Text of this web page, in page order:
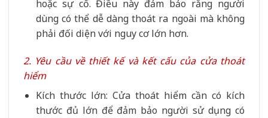
hoặc sự cố. Điều này đảm bảo rằng người
dùng có thể dễ dàng thoát ra ngoài mà không
phải đối diện với nguy cơ lớn hơn.
2. Yêu cầu về thiết kế và kết cấu của cửa thoát
hiểm
Kích thước lớn: Cửa thoát hiểm cần có kích
thước đủ lớn để đảm bảo người sử dụng có